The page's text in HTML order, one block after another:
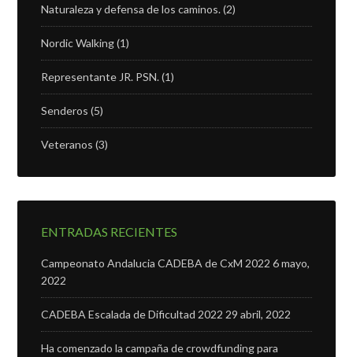
Naturaleza y defensa de los caminos.(2)
Nordic Walking(1)
Representante JR. PSN.(1)
Senderos (5)
Veteranos (3)
ENTRADAS RECIENTES
Campeonato Andalucia CADEBA de CxM 2022 6 mayo,
2022
CADEBA Escalada de Dificultad 2022 29 abril, 2022
Ha comenzado la campaña de crowdfunding para